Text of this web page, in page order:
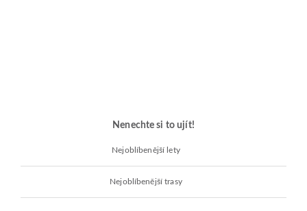
Nenechte si to ujít!
Nejoblíbenější lety
Nejoblíbenější trasy